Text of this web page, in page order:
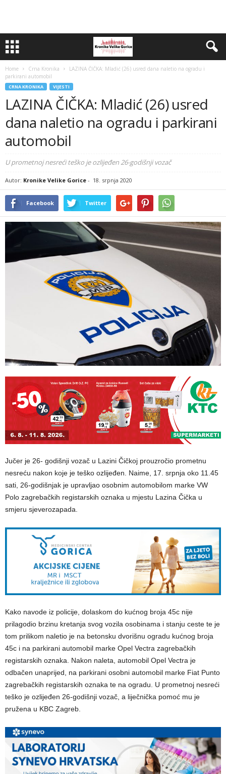
Home Crna Kronika
LAZINA ČIČKA: Mladić (26) usred dana naletio na ogradu i
parkirani automobil
CRNA KRONIKA VIJESTI
LAZINA ČIČKA: Mladić (26) usred
dana naletio na ogradu i parkirani
automobil
U prometnoj nesreći teško je ozlijeđen 26-godišnji vozač
Autor: Kronike Velike Gorice - 18. srpnja 2020
Facebook Twitter
Jučer je 26- godišnji vozač u Lazini Čičkoj prouzročio prometnu
nesreću nakon koje je teško ozlijeđen. Naime, 17. srpnja oko 11.45
sati, 26-godišnjak je upravljao osobnim automobilom marke VW
Polo zagrebačkih registarskih oznaka u mjestu Lazina Čička u
smjeru sjeverozapada.
Kako navode iz policije, dolaskom do kućnog broja 45c nije
prilagodio brzinu kretanja svog vozila osobinama i stanju ceste te je
tom prilikom naletio je na betonsku dvorišnu ogradu kućnog broja
45c i na parkirani automobil marke Opel Vectra zagrebačkih
registarskih oznaka. Nakon naleta, automobil Opel Vectra je
odbačen unaprijed, na parkirani osobni automobil marke Fiat Punto
zagrebačkih registarskih oznaka te na ogradu. U prometnoj nesreći
teško je ozlijeđen 26-godišnji vozač, a liječnička pomoć mu je
pružena u KBC Zagreb.